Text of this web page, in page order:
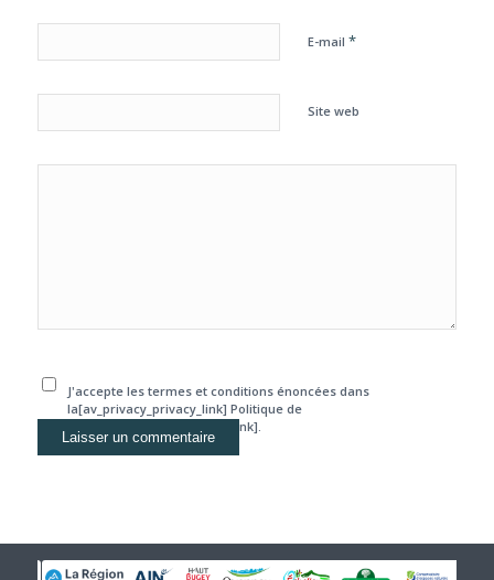
E-mail *
Site web
J'accepte les termes et conditions énoncées dans
la[av_privacy_privacy_link] Politique de
confidentialité[/av_privacy_link].